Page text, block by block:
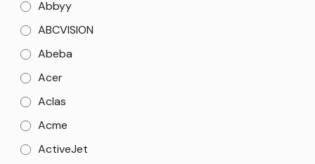
Abbyy
ABCVISION
Abeba
Acer
Aclas
Acme
ActiveJet